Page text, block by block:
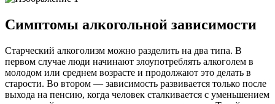
Симптомы алкогольной зависимости
Старческий алкоголизм можно разделить на два типа. В
первом случае люди начинают злоупотреблять алкоголем в
молодом или среднем возрасте и продолжают это делать в
старости. Во втором — зависимость развивается только после
выхода на пенсию, когда человек сталкивается с уменьшением